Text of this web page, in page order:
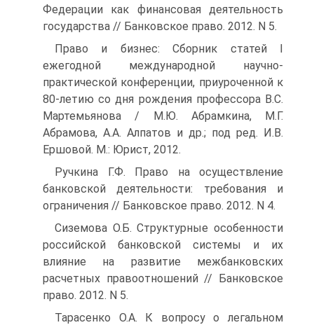
Федерации как финансовая деятельность
государства // Банковское право. 2012. N 5.
Право и бизнес: Сборник статей I
ежегодной международной научно-
практической конференции, приуроченной к
80-летию со дня рождения профессора В.С.
Мартемьянова / М.Ю. Абрамкина, М.Г.
Абрамова, А.А. Алпатов и др.; под ред. И.В.
Ершовой. М.: Юрист, 2012.
Ручкина Г.Ф. Право на осуществление
банковской деятельности: требования и
ограничения // Банковское право. 2012. N 4.
Сиземова О.Б. Структурные особенности
российской банковской системы и их
влияние на развитие межбанковских
расчетных правоотношений // Банковское
право. 2012. N 5.
Тарасенко О.А. К вопросу о легальном